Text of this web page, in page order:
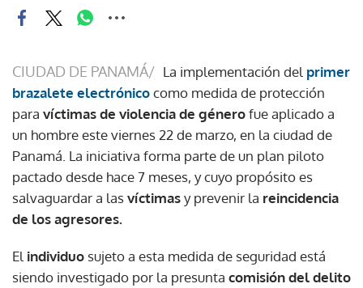
CIUDAD DE PANAMÁ/ La implementación del primer
brazalete electrónicocomo medida de protección
para víctimas de violencia de génerofue aplicado a
un hombre este viernes 22 de marzo, en la ciudad de
Panamá. La iniciativa forma parte de un plan piloto
pactado desde hace 7 meses, y cuyo propósito es
salvaguardar a lasvíctimasy prevenir la reincidencia
de los agresores.
El individuo sujeto a esta medida de seguridad está
siendo investigado por la presunta comisión del delito